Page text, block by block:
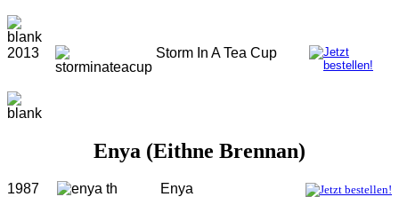
2013 Storm In A Tea Cup
Enya (Eithne Brennan)
1987 Enya